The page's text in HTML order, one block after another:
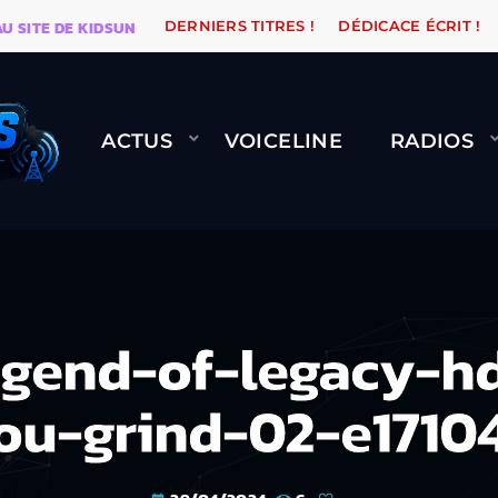
DE KIDSUNE WARÉTRO ORANGE ROAD QUI
DERNIERS TITRES ! DÉDICACE ÉCRIT !
ACTUS VOICELINE RADIOS
of-legacy-
grind-02-